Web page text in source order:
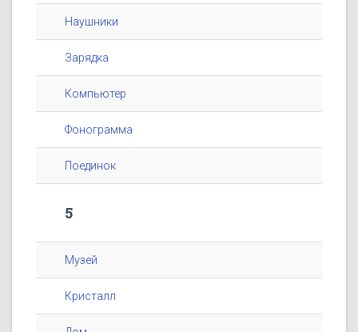
Наушники
Зарядка
Компьютер
Фонограмма
Поединок
5
Музей
Кристалл